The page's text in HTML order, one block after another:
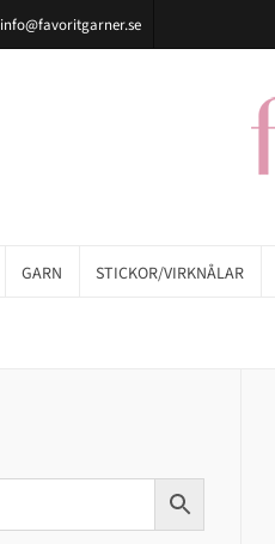
info@favoritgarner.se
GARN STICKOR/VIRKNÅLAR